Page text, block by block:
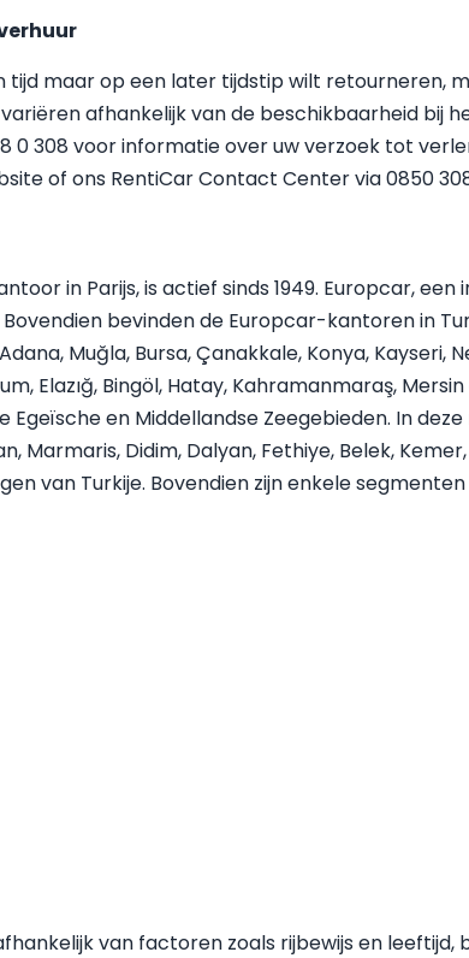
tijd maar op een later tijdstip wilt retourneren,
afhankelijk van de beschikbaarheid
308 voor informatie over uw verzoek tot
of ons RentiCar Contact Center via 0850
in Parijs, is actief sinds 1949. Europcar,
bevinden de Europcar-kantoren in
Muğla, Bursa, Çanakkale, Konya,
Elazığ, Bingöl, Hatay, Kahramanmaraş,
en Middellandse Zeegebieden. In
Marmaris, Didim, Dalyan, Fethiye, Belek,
van Turkije. Bovendien zijn enkele
van factoren zoals rijbewijs en